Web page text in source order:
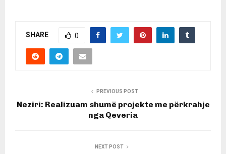
SHARE 0
PREVIOUS POST
Neziri: Realizuam shumë projekte me përkrahje
nga Qeveria
NEXT POST